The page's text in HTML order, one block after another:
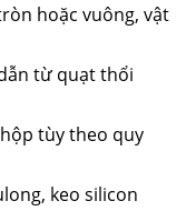
hoặc vuông, vật
từ quạt thổi
tùy theo quy
keo silicon